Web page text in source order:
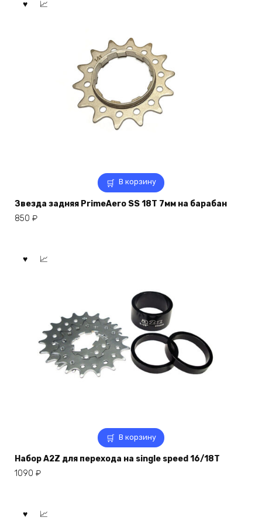
В корзину
Звезда задняя PrimeAero SS 18T 7мм на барабан
850 ₽
В корзину
Набор A2Z для перехода на single speed 16/18T
1090 ₽